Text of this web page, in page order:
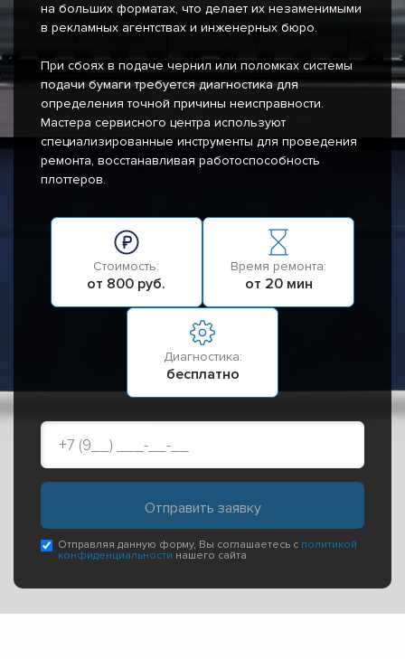
на больших форматах, что делает их незаменимыми
в рекламных агентствах и инженерных бюро.
При сбоях в подаче чернил или поломках системы
подачи бумаги требуется диагностика для
определения точной причины неисправности.
Мастера сервисного центра используют
специализированные инструменты для проведения
ремонта, восстанавливая работоспособность
плоттеров.
Стоимость:
от 800 руб.
Время ремонта:
от 20 мин
Диагностика:
бесплатно
Отправляя данную форму, Вы соглашаетесь с политикой
конфиденциальности нашего сайта